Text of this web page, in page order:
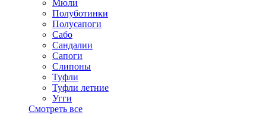
Мюли
Полуботинки
Полусапоги
Сабо
Сандалии
Сапоги
Слипоны
Туфли
Туфли летние
Угги
Смотреть все